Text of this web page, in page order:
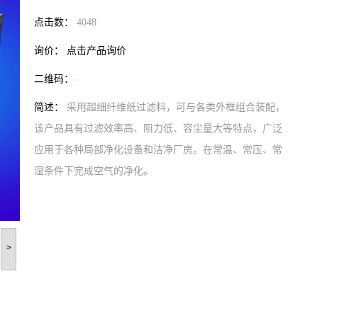
>
点击数： 4048
询价： 点击产品询价
二维码：
简述：
采用超细纤维纸过滤料，可与各类外框组合装配，
该产品具有过滤效率高、阻力低、容尘量大等特点，广泛
应用于各种局部净化设备和洁净厂房。在常温、常压、常
湿条件下完成空气的净化。